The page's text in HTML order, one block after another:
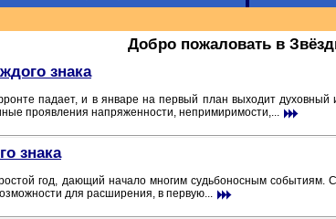
Добро пожаловать в
знака
падает, и в январе на первый план выходит
проявления напряженности, непримиримости,...
знака
год, дающий начало многим судьбоносным событиям.
для расширения, в первую...